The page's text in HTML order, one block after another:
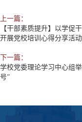
上一篇：
【干部素质提升】以学
开展党校培训心得分享活动
下一篇：
学校党委理论学习中心组
号”